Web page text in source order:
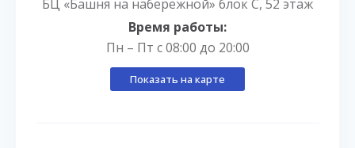
БЦ «Башня на набережной» блок С, 52 этаж
Время работы:
Пн – Пт с 08:00 до 20:00
Показать на карте